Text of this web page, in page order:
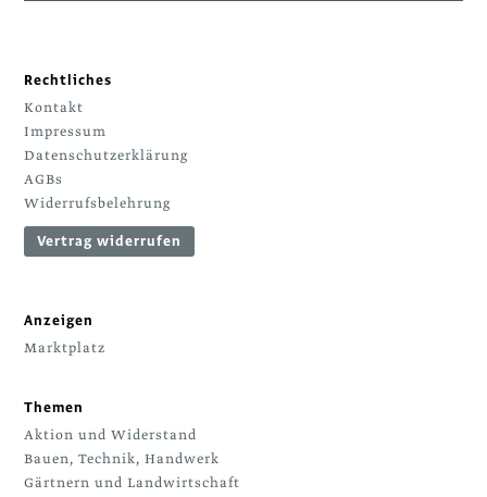
Rechtliches
Kontakt
Impressum
Datenschutzerklärung
AGBs
Widerrufsbelehrung
Vertrag widerrufen
Anzeigen
Marktplatz
Themen
Aktion und Widerstand
Bauen, Technik, Handwerk
Gärtnern und Landwirtschaft